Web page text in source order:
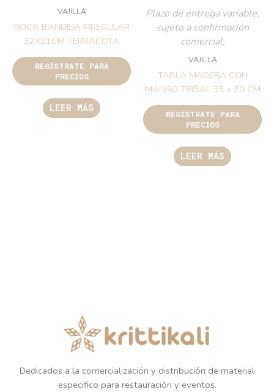
VAJILLA
ROCA BANDEJA IRREGULAR
32X21CM TERRACOTA
REGÍSTRATE PARA
PRECIOS
LEER MÁS
Plazo de entrega variable,
sujeto a confirmación
comercial.
VAJILLA
TABLA MADERA CON
MANGO TRIBAL 35 x 20 CM
REGÍSTRATE PARA
PRECIOS
LEER MÁS
Dedicados a la comercialización y distribución de material
especifico para restauración y eventos.